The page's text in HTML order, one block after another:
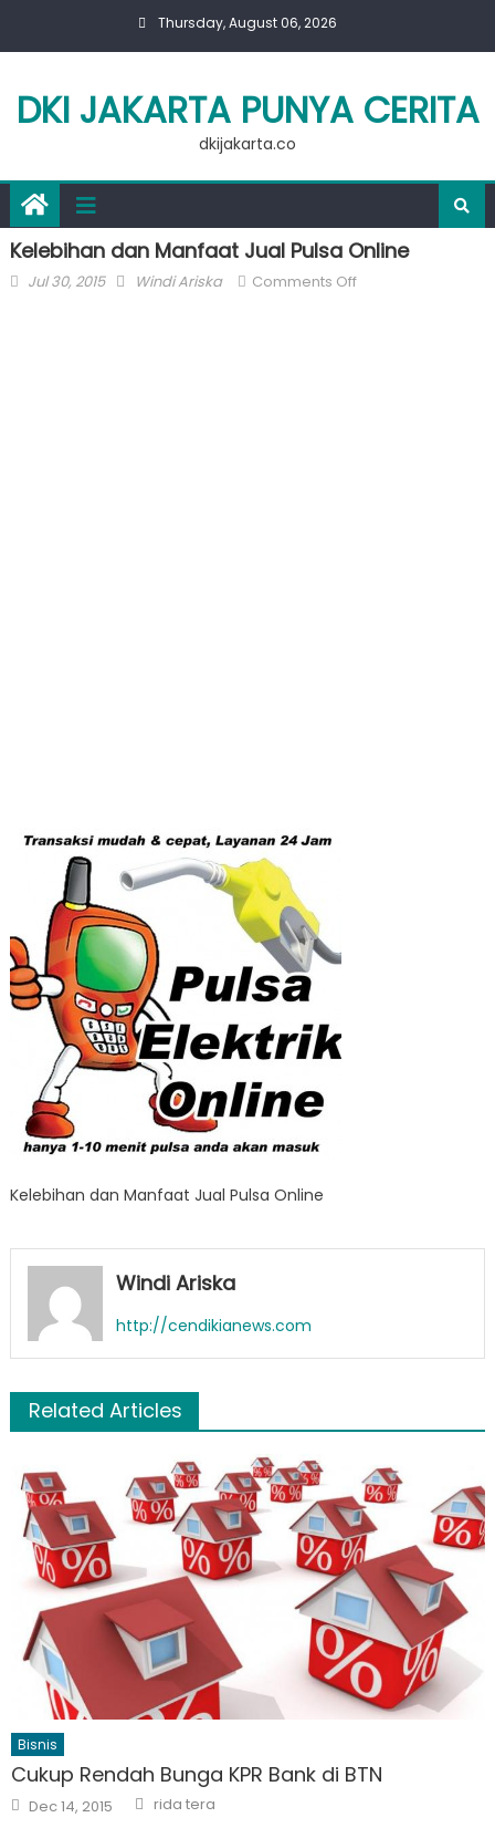
Thursday, August 06, 2026
DKI JAKARTA PUNYA CERITA
dkijakarta.co
Kelebihan dan Manfaat Jual Pulsa Online
Posted
Jul 30, 2015 Author
Windi Ariska Comments Offon
Kelebihan dan Manfaat Jual Pulsa Online
Windi Ariska
http://cendikianews.com
Related Articles
Bisnis
Cukup Rendah Bunga KPR Bank di BTN
Posted
on
Dec 14, 2015 Author
rida tera